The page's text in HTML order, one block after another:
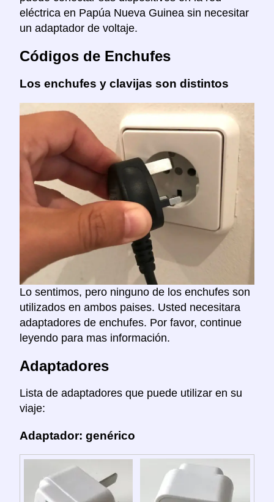
eléctrica en Papúa Nueva Guinea sin necesitar
un adaptador de voltaje.
Códigos de Enchufes
Los enchufes y clavijas son distintos
Lo sentimos, pero ninguno de los enchufes son
utilizados en ambos paises. Usted necesitara
adaptadores de enchufes. Por favor, continue
leyendo para mas información.
Adaptadores
Lista de adaptadores que puede utilizar en su
viaje:
Adaptador: genérico